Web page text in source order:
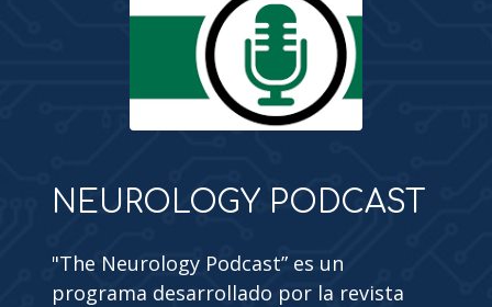
NEUROLOGY PODCAST
"The Neurology Podcast” es un
programa desarrollado por la revista